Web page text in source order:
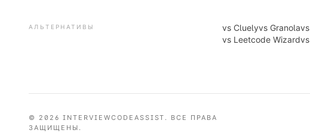
АЛЬТЕРНАТИВЫ vs Cluelyvs Granolavs
vs Leetcode Wizardvs
© 2026 INTERVIEWCODEASSIST. ВСЕ ПРАВА
ЗАЩИЩЕНЫ.